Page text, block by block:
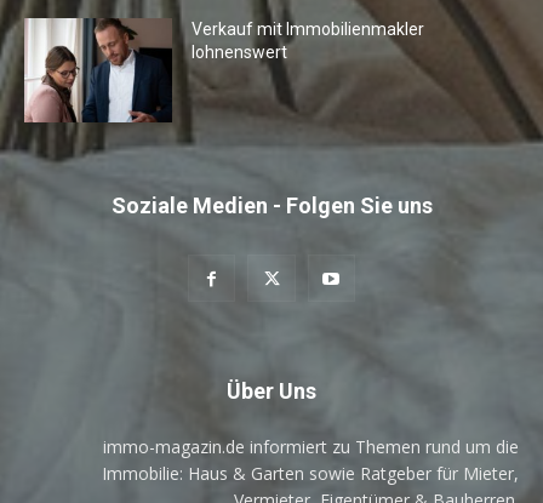
Verkauf mit Immobilienmakler
lohnenswert
Soziale Medien - Folgen Sie uns
Über Uns
immo-magazin.de informiert zu Themen rund um die
Immobilie: Haus & Garten sowie Ratgeber für Mieter,